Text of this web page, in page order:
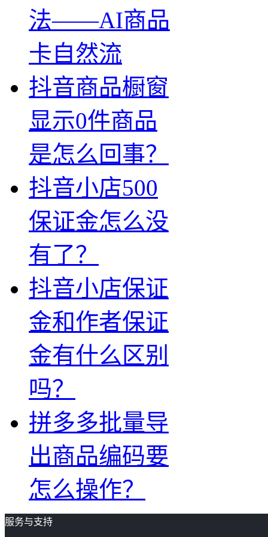
法——AI商品
卡自然流
抖音商品橱窗
显示0件商品
是怎么回事？
抖音小店500
保证金怎么没
有了？
抖音小店保证
金和作者保证
金有什么区别
吗？
拼多多批量导
出商品编码要
怎么操作？
服务与支持